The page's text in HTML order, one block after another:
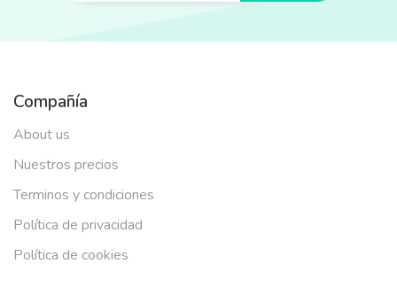
Compañía
About us
Nuestros precios
Terminos y condiciones
Política de privacidad
Política de cookies